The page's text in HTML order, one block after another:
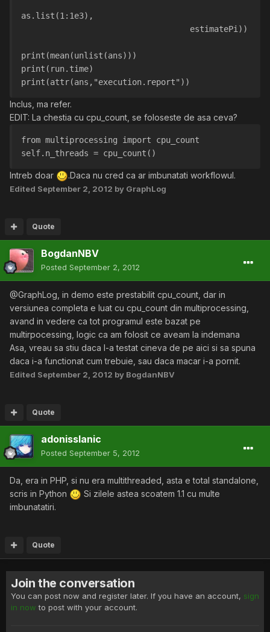
as.list(1:1e3),
                                   estimatePi))
print(mean(unlist(ans)))
print(run.time)
print(attr(ans,"execution.report"))
Inclus, ma refer.
EDIT: La chestia cu cpu_count, se foloseste de asa ceva?
from multiprocessing import cpu_count
self.n_threads = cpu_count()
Intreb doar .Daca nu cred ca ar imbunatati workflowul.
Edited September 2, 2012 by GraphLog
Quote
BogdanNBV
Posted September 2, 2012
@GraphLog, in demo este prestabilit cpu_count, dar in
versiunea completa e luat cu cpu_count din multiprocessing,
avand in vedere ca tot programul este bazat pe
multirpocessing, logic ca am folosit ce aveam la indemana
Asa, vreau sa stiu daca l-a testat cineva de pe aici si sa spuna
daca i-a functionat cum trebuie, sau daca macar i-a pornit.
Edited September 2, 2012 by BogdanNBV
Quote
adonisslanic
Posted September 5, 2012
Da, era in PHP, si nu era multithreaded, asta e total standalone,
scris in Python
Si zilele astea scoatem 1.1 cu multe
imbunatatiri.
Quote
Join the conversation
You can post now and register later. If you have an account, sign
in now to post with your account.